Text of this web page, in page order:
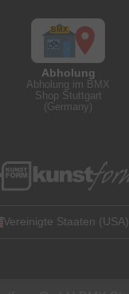
Abholung
Abholung im BMX
Shop Stuttgart
(Germany)
Vereinigte Staaten (USA)